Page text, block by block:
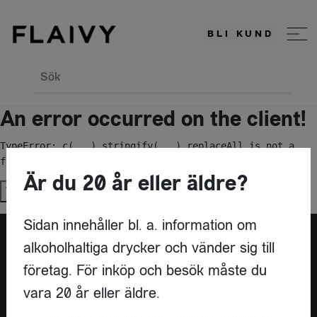
BLI KUND
Sök
An error occurred on the client!
TypeError: c(...).stringify(...).replaceAll is not a
function
Try again
Är du leverantör?
Är du 20 år eller äldre?
Sidan innehåller bl. a. information om
alkoholhaltiga drycker och vänder sig till
företag. För inköp och besök måste du
vara 20 år eller äldre.